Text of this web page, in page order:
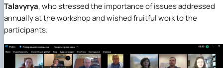
Talavyrya, who stressed the importance of issues addressed
annually at the workshop and wished fruitful work to the
participants.